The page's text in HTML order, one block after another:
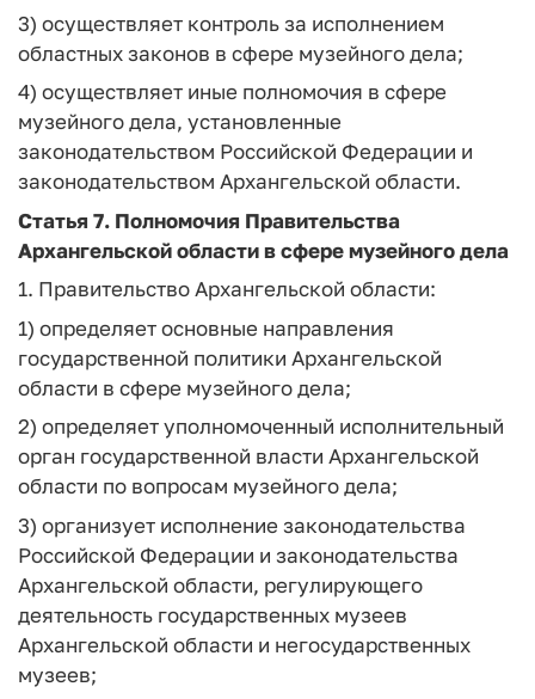
3) осуществляет контроль за исполнением
областных законов в сфере музейного дела;
4) осуществляет иные полномочия в сфере
музейного дела, установленные
законодательством Российской Федерации и
законодательством Архангельской области.
Статья 7. Полномочия Правительства
Архангельской области в сфере музейного дела
1. Правительство Архангельской области:
1) определяет основные направления
государственной политики Архангельской
области в сфере музейного дела;
2) определяет уполномоченный исполнительный
орган государственной власти Архангельской
области по вопросам музейного дела;
3) организует исполнение законодательства
Российской Федерации и законодательства
Архангельской области, регулирующего
деятельность государственных музеев
Архангельской области и негосударственных
музеев;